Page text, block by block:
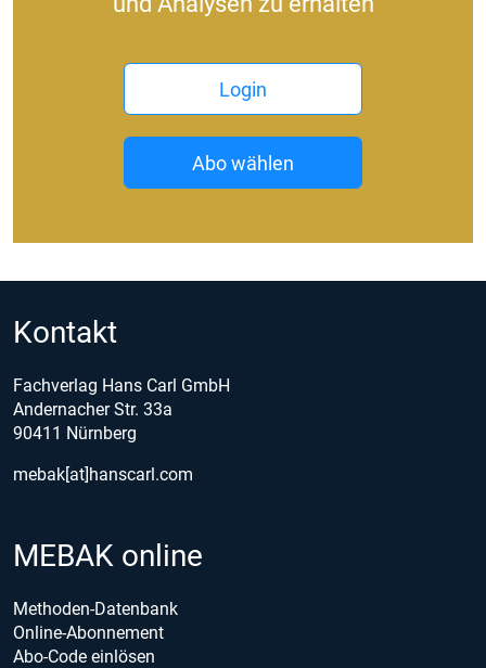
Login
Abo wählen
Kontakt
Fachverlag Hans Carl GmbH
Andernacher Str. 33a
90411 Nürnberg
mebak[at]hanscarl.com
MEBAK online
Methoden-Datenbank
Online-Abonnement
Abo-Code einlösen